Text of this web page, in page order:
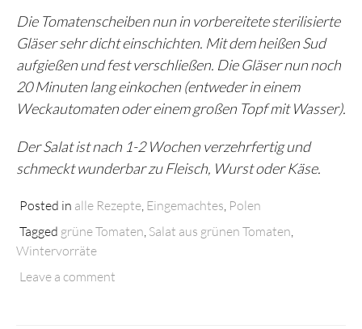
Die Tomatenscheiben nun in vorbereitete sterilisierte
Gläser sehr dicht einschichten. Mit dem heißen Sud
aufgießen und fest verschließen. Die Gläser nun noch
20 Minuten lang einkochen (entweder in einem
Weckautomaten oder einem großen Topf mit Wasser).
Der Salat ist nach 1-2 Wochen verzehrfertig und
schmeckt wunderbar zu Fleisch, Wurst oder Käse.
Posted in alle Rezepte Eingemachtes Polen
Tagged grüne Tomaten Salat aus grünen Tomaten
Wintervorräte
Leave a comment